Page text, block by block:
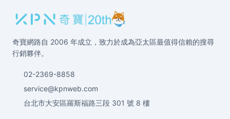
奇寶網路自 2006 年成立，致力於成為亞太區最值得信賴的搜尋
行銷夥伴。
02-2369-8858
service@kpnweb.com
台北市大安區羅斯福路三段 301 號 8 樓